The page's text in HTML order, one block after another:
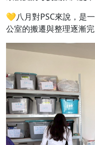
💛八月對PSC來說，是
公室的搬遷與整理逐漸